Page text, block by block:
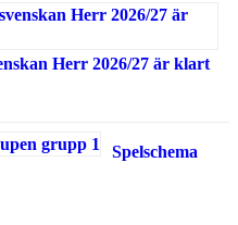
Herr 2026/27 är klart
Spelschema